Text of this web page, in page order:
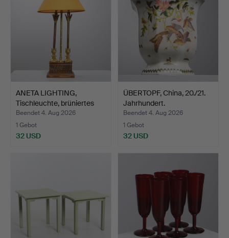
ANETA LIGHTING,
Tischleuchte, brüniertes
M…
Beendet 4. Aug 2026
1 Gebot
32 USD
ÜBERTOPF, China, 20./21.
Jahrhundert.
Beendet 4. Aug 2026
1 Gebot
32 USD